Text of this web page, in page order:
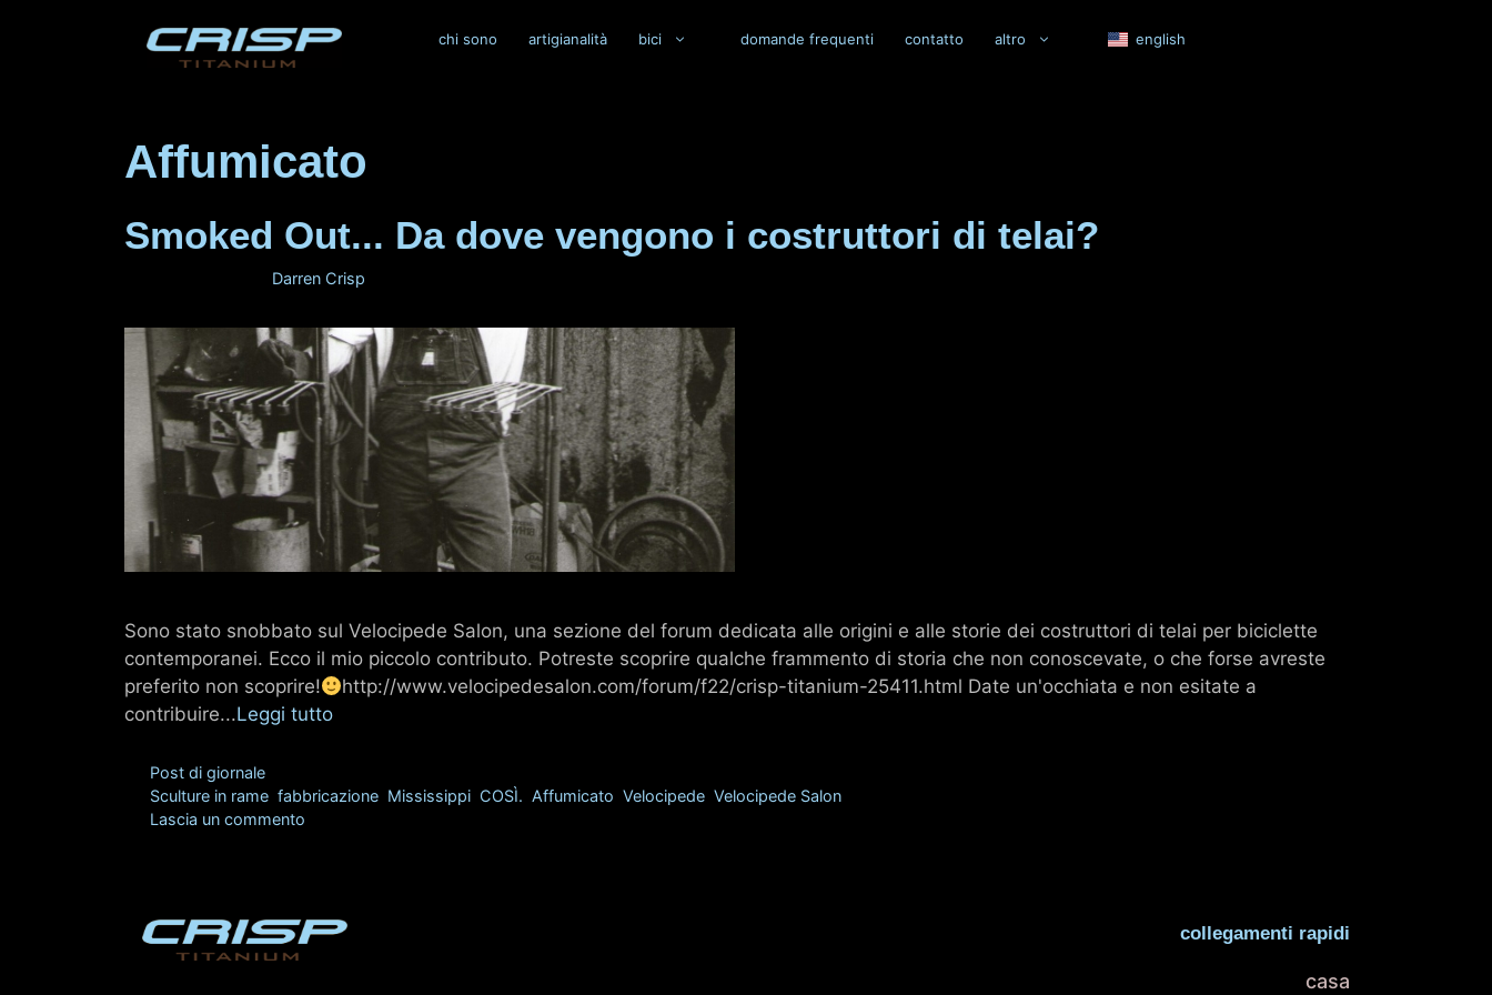
chi sono artigianalità bici domande frequenti contatto altro english
Affumicato
Smoked Out... Da dove vengono i costruttori di telai?
Darren Crisp
Sono stato snobbato sul Velocipede Salon, una sezione del forum dedicata alle origini e alle storie dei costruttori di telai per biciclette
contemporanei. Ecco il mio piccolo contributo. Potreste scoprire qualche frammento di storia che non conoscevate, o che forse avreste
preferito non scoprire!
http://www.velocipedesalon.com/forum/f22/crisp-titanium-25411.html Date un'occhiata e non esitate a
contribuire...Leggi tutto
Categorie
Post di giornale
Tag
Sculture in rame ,fabbricazione Mississippi COSÌ. ,Affumicato ,Velocipede ,Velocipede Salon
Lascia un commento
collegamenti rapidi
casa